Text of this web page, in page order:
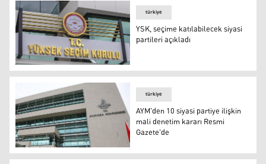
YSK, seçime katılabilecek siyasi partileri açıkladı
türkiye
YSK, seçime katılabilecek siyasi
partileri açıkladı
AYM'den 10 siyasi partiye ilişkin mali denetim kararı
türkiye
AYM'den 10 siyasi partiye ilişkin
mali denetim kararı Resmi
Gazete'de